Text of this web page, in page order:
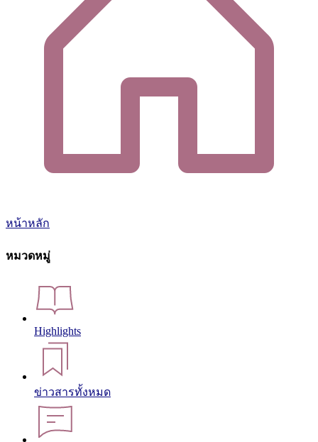
หน้าหลัก
หมวดหมู่
Highlights
ข่าวสารทั้งหมด